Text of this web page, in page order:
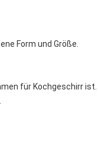
Form und Größe.
für Kochgeschirr ist.